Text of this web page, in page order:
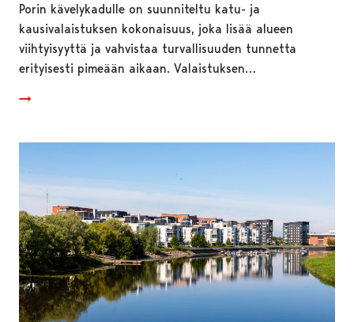
Porin kävelykadulle on suunniteltu katu- ja
kausivalaistuksen kokonaisuus, joka lisää alueen
viihtyisyyttä ja vahvistaa turvallisuuden tunnetta
erityisesti pimeään aikaan. Valaistuksen…